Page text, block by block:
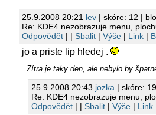
25.9.2008 20:21 lev | skóre: 12 |
Re: KDE4 nezobrazuje menu,
Odpovědět | |Sbalit |Výše | Link |
jo a priste lip hledej .
..Zítra je taky den, ale nebylo by
25.9.2008 20:43 jozka | skóre:
Re: KDE4 nezobrazuje menu,
Odpovědět | |Sbalit |Výše | Link